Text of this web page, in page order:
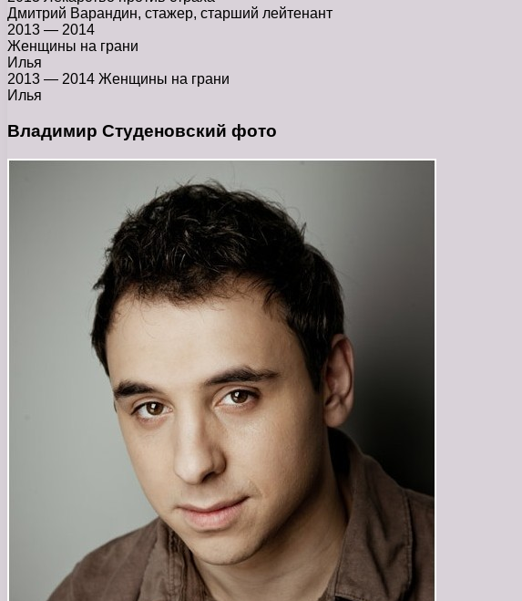
Дмитрий Варандин, стажер, старший лейтенант
2013 — 2014
Женщины на грани
Илья
2013 — 2014 Женщины на грани
Илья
Владимир Студеновский фото